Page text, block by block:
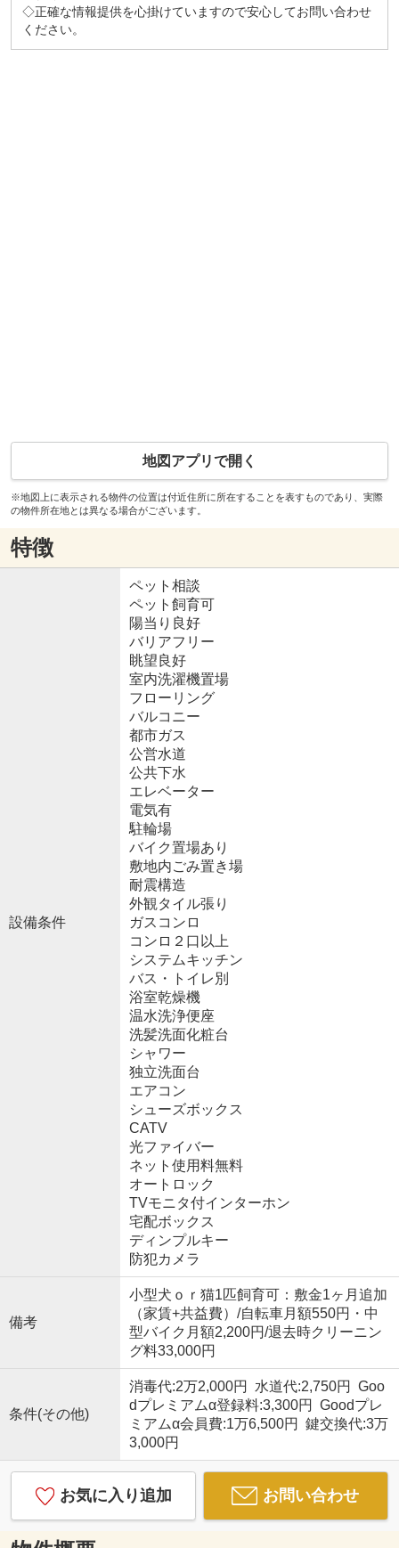
◇正確な情報提供を心掛けていますので安心してお問い合わせ
ください。
地図アプリで開く
※地図上に表示される物件の位置は付近住所に所在することを表すものであり、実際
の物件所在地とは異なる場合がございます。
特徴
設備条件
ペット相談
ペット飼育可
陽当り良好
バリアフリー
眺望良好
室内洗濯機置場
フローリング
バルコニー
都市ガス
公営水道
公共下水
エレベーター
電気有
駐輪場
バイク置場あり
敷地内ごみ置き場
耐震構造
外観タイル張り
ガスコンロ
コンロ２口以上
システムキッチン
バス・トイレ別
浴室乾燥機
温水洗浄便座
洗髪洗面化粧台
シャワー
独立洗面台
エアコン
シューズボックス
CATV
光ファイバー
ネット使用料無料
オートロック
TVモニタ付インターホン
宅配ボックス
ディンプルキー
防犯カメラ
備考
小型犬ｏｒ猫1匹飼育可：敷金1ヶ月追加
（家賃+共益費）/自転車月額550円・中
型バイク月額2,200円/退去時クリーニン
グ料33,000円
条件(その他)
消毒代:2万2,000円 水道代:2,750円 Goo
dプレミアムα登録料:3,300円 Goodプレ
ミアムα会員費:1万6,500円 鍵交換代:3万
3,000円
お気に入り追加 お問い合わせ